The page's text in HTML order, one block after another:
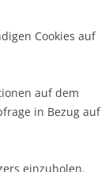
Cookies auf
auf dem
in Bezug auf
einzuholen.